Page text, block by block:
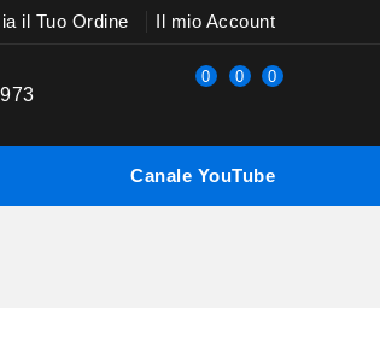
il Tuo Ordine Il mio Account
0 0 0
Canale YouTube